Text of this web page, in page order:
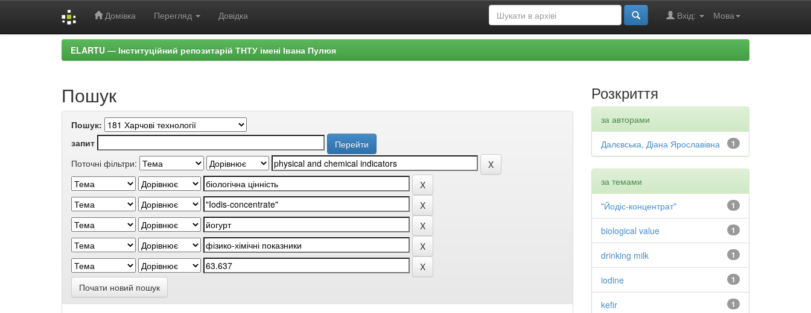
Домівка Перегляд Довідка Мова
Вхід:
ELARTU — Інституційний репозитарій ТНТУ імені Івана Пулюя
Пошук
Пошук:
запит
Поточні фільтри:
Почати новий пошук
Розкриття
за авторами
1
Далєвська, Діана Ярославівна
за темами
1
"Йодіс-концентрат"
1
biological value
1
drinking milk
1
iodine
1
kefir